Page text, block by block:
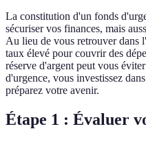
La constitution d'un fonds
sécuriser vos finances, mais
Au lieu de vous retrouver dans
taux élevé pour couvrir des
réserve d'argent peut vous
d'urgence, vous investissez
préparez votre avenir.
Étape 1 : Évaluer